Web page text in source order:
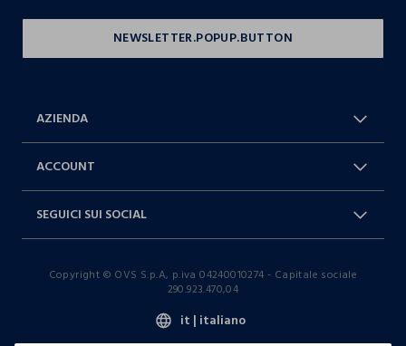
AZIENDA
Dichiarazione accessibilità
ACCOUNT
9-17)
SEGUICI SUI SOCIAL
TikTok
Copyright © OVS S.p.A, p.iva 04240010274 - Capitale sociale
290.923.470,04
it | italiano